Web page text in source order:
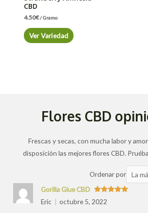
CBD
4.50€/ Gramo
Ver Variedad
Flores CBD
Frescas y secas, con mucha labor y
disposición las mejores flores CBD.
Ordenar por Ordenar
las
Valorado
con
Gorilla Glue CBD
Eric
octubre 5, 2022